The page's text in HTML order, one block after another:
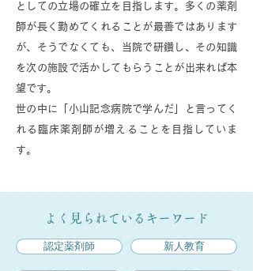
としての立場の確立を目指します。多くの薬剤
師が長く勤めてくれることが最善ではあります
が、そうでなくても、当院で研鑽し、その知識
を次の施設で活かしてもらうことが出来れば本
望です。
世の中に「小山記念病院で学んだ」と言ってく
れる臨床薬剤師が増えることを目指していま
す。
よく見られているキーワード
認定薬剤師 新人教育